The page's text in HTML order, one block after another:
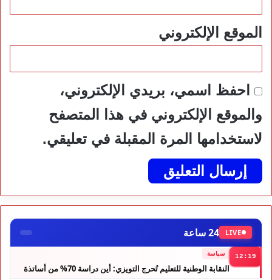
الموقع الإلكتروني
احفظ اسمي، بريدي الإلكتروني،
والموقع الإلكتروني في هذا المتصفح
لاستخدامها المرة المقبلة في تعليقي.
LIVE 24 ساعة
12:19 سياسة
النقابة الوطنية للتعليم تُحرج التويزي: أين دراسة 70% من أساتذة